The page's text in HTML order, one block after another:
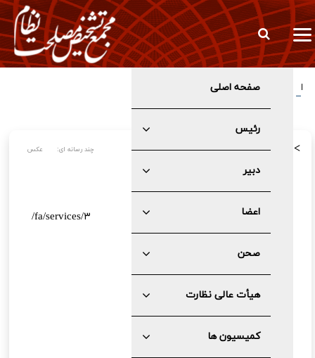
صفحه اصلی
رئیس
دبیر
اعضا
صحن
هیأت عالی نظارت
کمیسیون ها
انتصاب معاون جدید اداری، مالی و پشتیبانی مجمع تشخیص مصلحت
عکس > چند رسانه ای:
/fa/services/۳